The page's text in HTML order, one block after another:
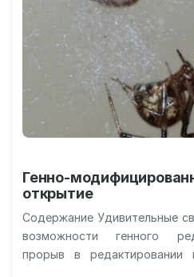
Генно-
открытие
Содержание Удивительные
возможности генного
прорыв в редактировании